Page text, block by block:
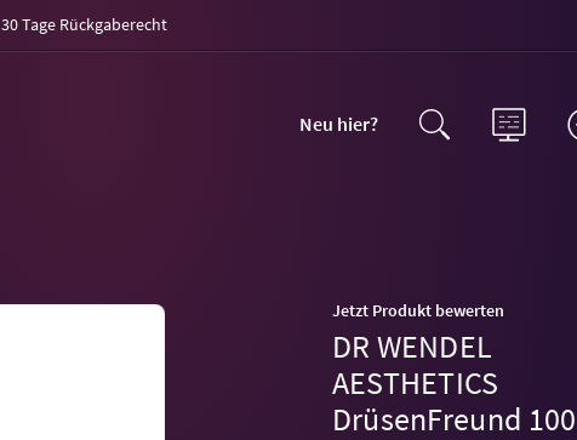
30 Tage Rückgaberecht
Neu hier?
Jetzt Produkt bewerten
DR WENDEL
AESTHETICS
DrüsenFreund